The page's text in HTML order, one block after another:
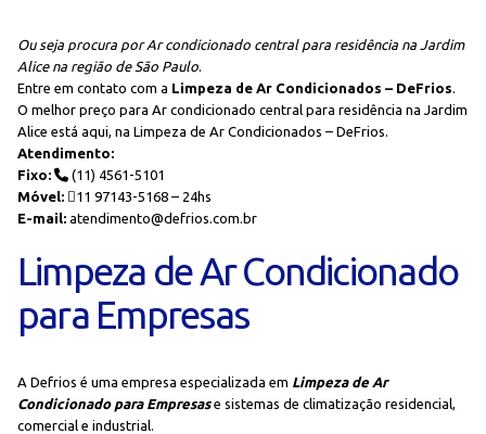
Ou seja procura por Ar condicionado central para residência na Jardim
Alice na região de São Paulo.
Entre em contato com a Limpeza de Ar Condicionados – DeFrios.
O melhor preço para Ar condicionado central para residência na Jardim
Alice está aqui, na Limpeza de Ar Condicionados – DeFrios.
Atendimento:
Fixo:
(11) 4561-5101
Móvel:
11 97143-5168 – 24hs
E-mail: atendimento@defrios.com.br
Limpeza de Ar Condicionado
para Empresas
A Defrios é uma empresa especializada em Limpeza de Ar
Condicionado para Empresase sistemas de climatização residencial,
comercial e industrial.